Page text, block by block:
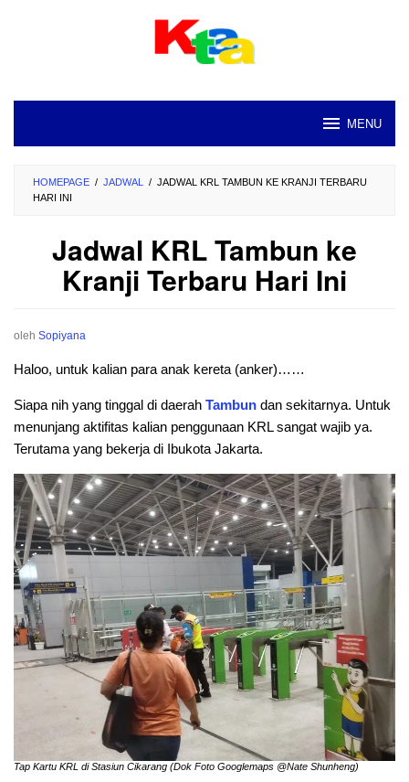
MENU
HOMEPAGE / JADWAL / JADWAL KRL TAMBUN KE KRANJI TERBARU
HARI INI
Jadwal KRL Tambun ke
Kranji Terbaru Hari Ini
oleh Sopiyana
Haloo, untuk kalian para anak kereta (anker)……
Siapa nih yang tinggal di daerah Tambun dan sekitarnya. Untuk
menunjang aktifitas kalian penggunaan KRL sangat wajib ya.
Terutama yang bekerja di Ibukota Jakarta.
Tap Kartu KRL di Stasiun Cikarang (Dok Foto Googlemaps @Nate Shunheng)